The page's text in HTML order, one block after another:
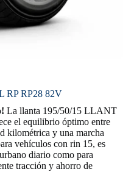
RP RP28 82V
La llanta 195/50/15 LLANT
el equilibrio óptimo entre
kilométrica y una marcha
vehículos con rin 15, es
diario como para
tracción y ahorro de